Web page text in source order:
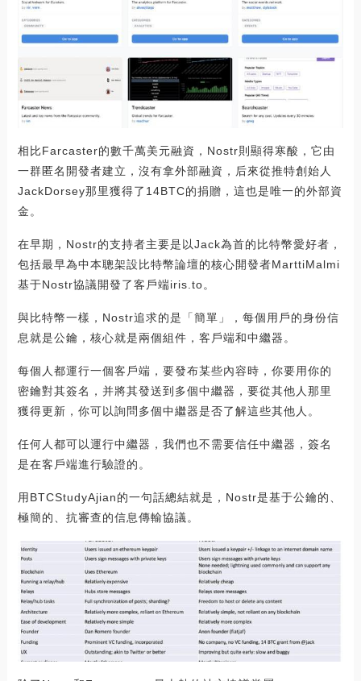
相比Farcaster的數千萬美元融資，Nostr則顯得寒酸，它由
一群匿名開發者建立，沒有拿外部融資，后來從推特創始人
JackDorsey那里獲得了14BTC的捐贈，這也是唯一的外部資
金。
在早期，Nostr的支持者主要是以Jack為首的比特幣愛好者，
包括最早為中本聰架設比特幣論壇的核心開發者MarttiMalmi
基于Nostr協議開發了客戶端iris.to。
與比特幣一樣，Nostr追求的是「簡單」，每個用戶的身份信
息就是公鑰，核心就是兩個組件，客戶端和中繼器。
每個人都運行一個客戶端，要發布某些內容時，你要用你的
密鑰對其簽名，并將其發送到多個中繼器，要從其他人那里
獲得更新，你可以詢問多個中繼器是否了解這些其他人。
任何人都可以運行中繼器，我們也不需要信任中繼器，簽名
是在客戶端進行驗證的。
用BTCStudyAjian的一句話總結就是，Nostr是基于公鑰的、
極簡的、抗審查的信息傳輸協議。